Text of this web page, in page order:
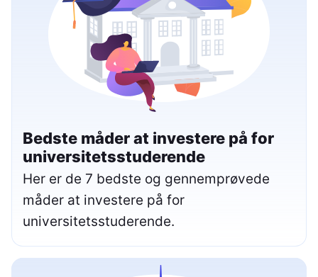
Bedste måder at investere på for
universitetsstuderende
Her er de 7 bedste og gennemprøvede
måder at investere på for
universitetsstuderende.